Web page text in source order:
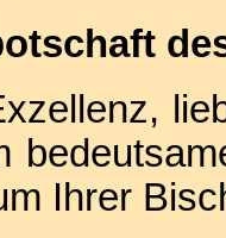
Ihrer